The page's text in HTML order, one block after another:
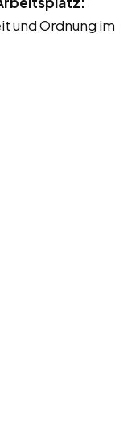
und Ordnung im